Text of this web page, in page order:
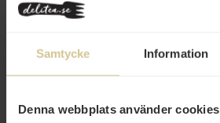
Samtycke Information
Denna webbplats använder cookies
299 kr